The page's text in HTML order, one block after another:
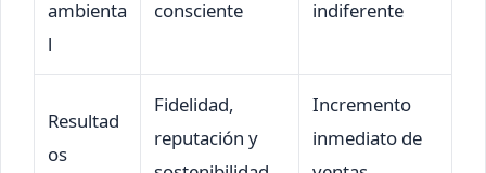
ambienta
l
consciente
indiferente
Resultad
os
Fidelidad,
reputación y
Incremento
inmediato de